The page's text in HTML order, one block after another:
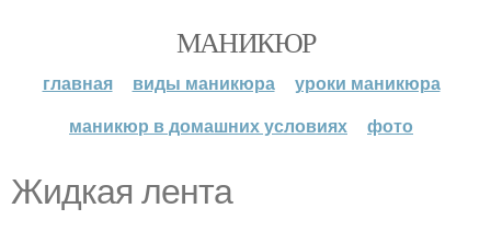
МАНИКЮР
главная виды маникюра
уроки маникюра
маникюр в домашних условиях
фото
Жидкая лента